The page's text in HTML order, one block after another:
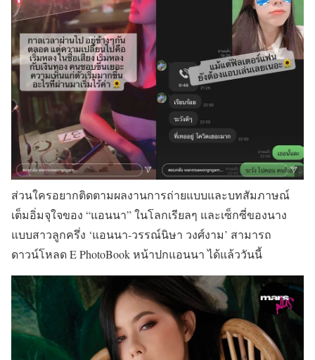
ส่วนใครอยากติดตามผลงานการถ่ายแบบและบทสัมภาษณ์
เต็มอิ่มจุใจของ “แอนนา” ในโลกเรียลๆ และเซ็กซี่ของนาง
แบบสาวลูกครึ่ง ‘แอนนา-วรรณ์นิษา วงศ์งาม’ สามารถ
ดาวน์โหลด E PhotoBook หน้าปกแอนนา ได้แล้ววันนี้